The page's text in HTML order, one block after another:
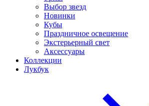
Выбор звезд
Новинки
Кубы
Праздничное освещение
Экстерьерный свет
Аксессуары
Коллекции
Лукбук